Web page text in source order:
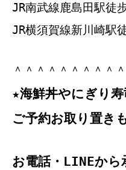
JR南武線鹿島田駅徒
JR横須賀線新川崎駅
＾＾＾＾＾＾＾＾＾
★海鮮丼やにぎり
ご予約お取り置き
お電話・LINEから